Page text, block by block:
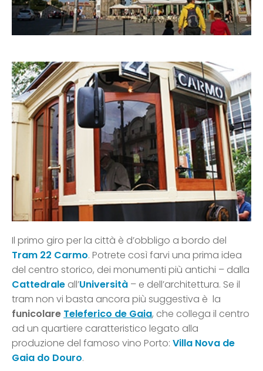
Il primo giro per la città è d’obbligo a bordo del
Tram 22 Carmo. Potrete così farvi una prima idea
del centro storico, dei monumenti più antichi – dalla
Cattedrale all’Università – e dell’architettura. Se il
tram non vi basta ancora più suggestiva è la
funicolare Teleferico de Gaia, che collega il centro
ad un quartiere caratteristico legato alla
produzione del famoso vino Porto: Villa Nova de
Gaia do Douro.